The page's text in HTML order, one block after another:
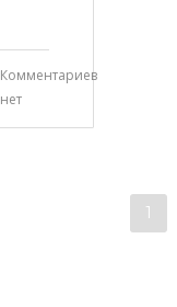
Комментариев
нет
1